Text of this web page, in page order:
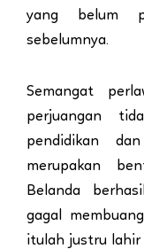
yang belum
sebelumnya.
Semangat
perjuangan
pendidikan
merupakan
Belanda
gagal
itulah justru lahir